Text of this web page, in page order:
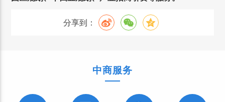
分享到：
中商服务